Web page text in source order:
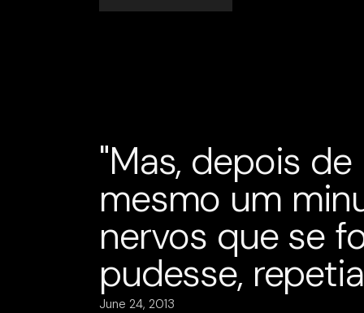
"Mas, depois
mesmo um
nervos que se
pudesse,
June 24, 2013